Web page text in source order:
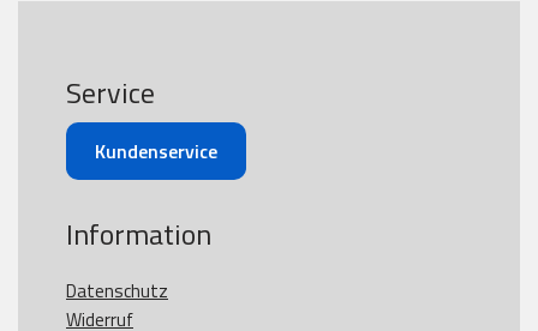
Service
Kundenservice
Information
Datenschutz
Widerruf